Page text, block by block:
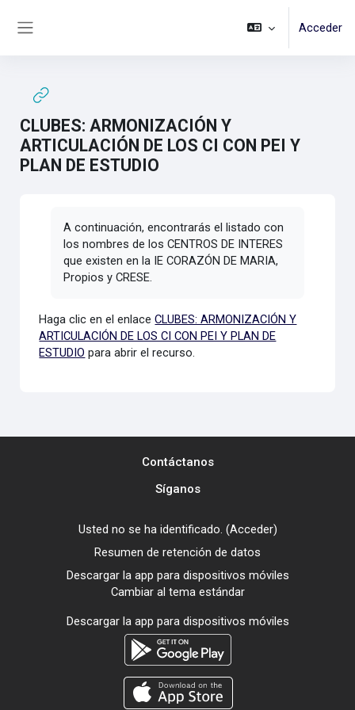
Acceder
CLUBES: ARMONIZACIÓN Y
ARTICULACIÓN DE LOS CI CON PEI Y
PLAN DE ESTUDIO
A continuación, encontrarás el listado con
los nombres de los CENTROS DE INTERES
que existen en la IE CORAZÓN DE MARIA,
Propios y CRESE.
Haga clic en el enlaceCLUBES: ARMONIZACIÓN Y
ARTICULACIÓN DE LOS CI CON PEI Y PLAN DE
ESTUDIO para abrir el recurso.
Contáctanos
Síganos
Usted no se ha identificado. (Acceder)
Resumen de retención de datos
Descargar la app para dispositivos móviles
Cambiar al tema estándar
Descargar la app para dispositivos móviles